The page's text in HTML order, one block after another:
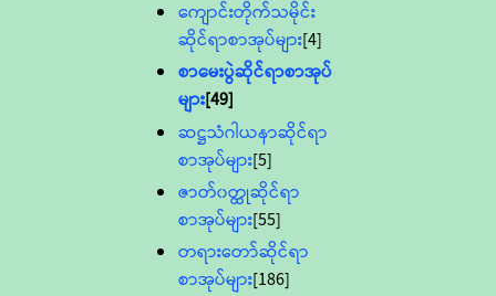
ကျောင်းတိုက်သမိုင်း
ဆိုင်ရာစာအုပ်များ[4]
စာမေးပွဲဆိုင်ရာစာအုပ်
များ[49]
ဆဋ္ဌသံဂါယနာဆိုင်ရာ
စာအုပ်များ[5]
ဇာတ်၀တ္ထုဆိုင်ရာ
စာအုပ်များ[55]
တရားတော်ဆိုင်ရာ
စာအုပ်များ[186]